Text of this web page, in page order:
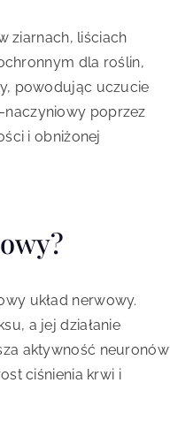
ziarnach, liściach
dla roślin,
powodując uczucie
naczyniowy poprzez
i obniżonej
układ nerwowy.
a jej działanie
aktywność neuronów
ciśnienia krwi i